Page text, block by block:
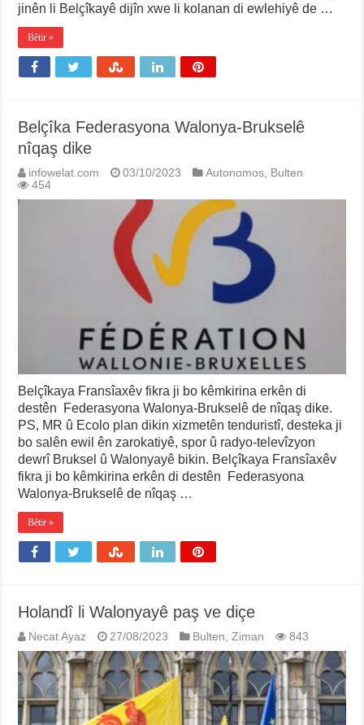
jinên li Belçîkayê dijîn xwe li kolanan di ewlehiyê de …
Bêtir »
Belçîka Federasyona Walonya-Brukselê
nîqaş dike
infowelat.com 03/10/2023 Autonomos, Bulten
454
Belçîkaya Fransîaxêv fikra ji bo kêmkirina erkên di
destên Federasyona Walonya-Brukselê de nîqaş dike.
PS, MR û Ecolo plan dikin xizmetên tenduristî, desteka ji
bo salên ewil ên zarokatiyê, spor û radyo-televîzyon
dewrî Bruksel û Walonyayê bikin. Belçîkaya Fransîaxêv
fikra ji bo kêmkirina erkên di destên Federasyona
Walonya-Brukselê de nîqaş …
Bêtir »
Holandî li Walonyayê paş ve diçe
Necat Ayaz 27/08/2023 Bulten,Ziman 843